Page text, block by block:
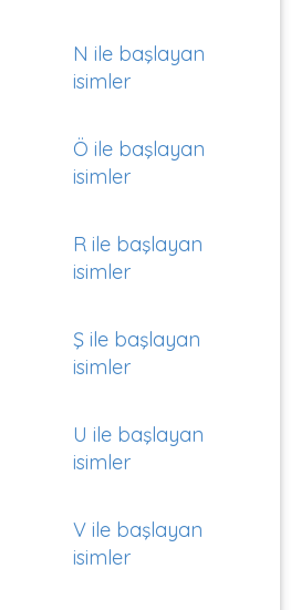
N ile başlayan
isimler
Ö ile başlayan
isimler
R ile başlayan
isimler
Ş ile başlayan
isimler
U ile başlayan
isimler
V ile başlayan
isimler